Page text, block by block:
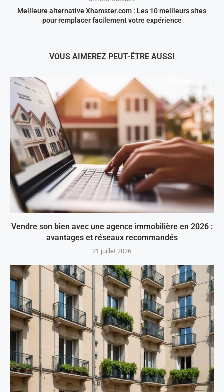
Meilleure alternative Xhamster.com : Les 10 meilleurs sites
pour remplacer facilement votre expérience
VOUS AIMEREZ PEUT-ÊTRE AUSSI
Vendre son bien avec une agence immobilière en 2026 :
avantages et réseaux recommandés
21 juillet 2026